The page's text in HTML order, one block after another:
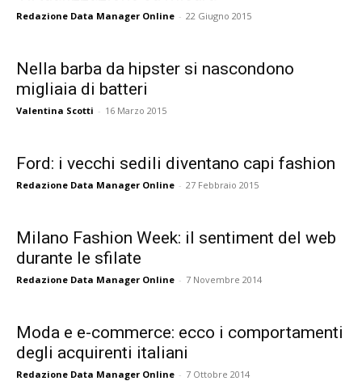
Redazione Data Manager Online - 22 Giugno 2015
Nella barba da hipster si nascondono
migliaia di batteri
Valentina Scotti - 16 Marzo 2015
Ford: i vecchi sedili diventano capi fashion
Redazione Data Manager Online - 27 Febbraio 2015
Milano Fashion Week: il sentiment del web
durante le sfilate
Redazione Data Manager Online - 7 Novembre 2014
Moda e e-commerce: ecco i comportamenti
degli acquirenti italiani
Redazione Data Manager Online - 7 Ottobre 2014